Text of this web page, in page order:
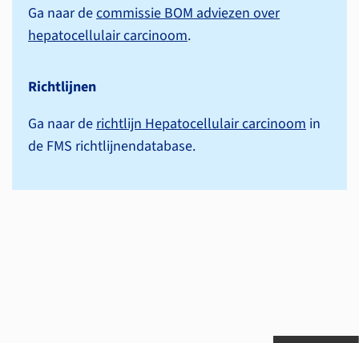
Ga naar decommissie BOM adviezen over
hepatocellulair carcinoom.
Richtlijnen
Ga naar derichtlijn Hepatocellulair carcinoom in
de FMS richtlijnen­database.